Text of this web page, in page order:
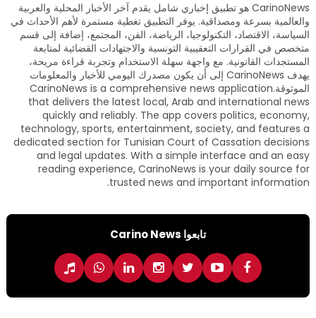
CarinoNews هو تطبيق إخباري شامل يقدم آخر الأخبار المحلية والعربية
والعالمية بسرعة ومصداقية. يوفر التطبيق تغطية مستمرة لأهم الأحداث في
السياسة، الاقتصاد، التكنولوجيا، الرياضة، الفن، المجتمع، إضافة إلى قسم
متخصص في القرارات التعقيبية التونسية والاجتهادات القضائية لمتابعة
المستجدات القانونية. مع واجهة سهلة الاستخدام وتجربة قراءة مريحة،
يهدف CarinoNews إلى أن يكون مصدرك اليومي للأخبار والمعلومات
الموثوقة.CarinoNews is a comprehensive news application
that delivers the latest local, Arab and international news
quickly and reliably. The app covers politics, economy,
technology, sports, entertainment, society, and features a
dedicated section for Tunisian Court of Cassation decisions
and legal updates. With a simple interface and an easy
reading experience, CarinoNews is your daily source for
trusted news and important information.
تابعوا Carino News